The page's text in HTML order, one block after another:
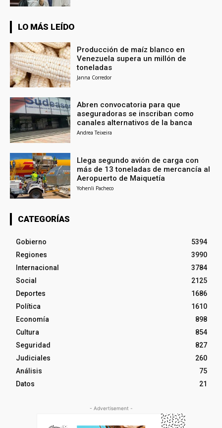
LO MÁS LEÍDO
Producción de maíz blanco en
Venezuela supera un millón de
toneladas
Janna Corredor
Abren convocatoria para que
aseguradoras se inscriban como
canales alternativos de la banca
Andrea Teixeira
Llega segundo avión de carga con
más de 13 toneladas de mercancía al
Aeropuerto de Maiquetía
Yohenli Pacheco
CATEGORÍAS
Gobierno
5394
Regiones
3990
Internacional
3784
Social
2125
Deportes
1686
Política
1610
Economía
898
Cultura
854
Seguridad
827
Judiciales
260
Análisis
75
Datos
21
- Advertisement -